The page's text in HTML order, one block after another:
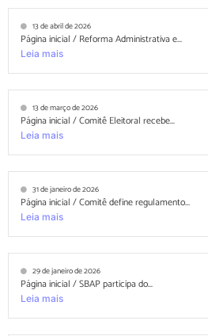
13 de abril de 2026
Página inicial / Reforma Administrativa e...
Leia mais
13 de março de 2026
Página inicial / Comitê Eleitoral recebe...
Leia mais
31 de janeiro de 2026
Página inicial / Comitê define regulamento...
Leia mais
29 de janeiro de 2026
Página inicial / SBAP participa do...
Leia mais